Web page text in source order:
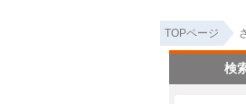
TOPページ
検